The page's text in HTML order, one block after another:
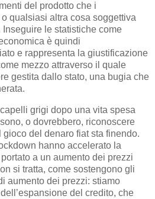
del prodotto che i
qualsiasi altra cosa soggettiva
le statistiche come
è quindi
e rappresenta la giustificazione
mezzo attraverso il quale
gestita dallo stato, una bugia che
grigi dopo una vita spesa
o dovrebbero, riconoscere
gioco del denaro fiat sta finendo.
hanno accelerato la
a un aumento dei prezzi
si tratta, come sostengono gli
aumento dei prezzi: stiamo
del credito, che